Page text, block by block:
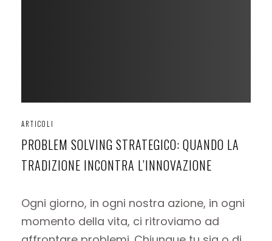
ARTICOLI
PROBLEM SOLVING STRATEGICO: QUANDO LA
TRADIZIONE INCONTRA L’INNOVAZIONE
Ogni giorno, in ogni nostra azione, in ogni
momento della vita, ci ritroviamo ad